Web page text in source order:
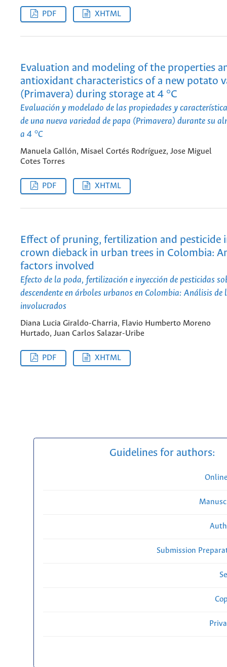
PDF XHTML
Evaluation and modeling of the properties
antioxidant characteristics of a new potato
(Primavera) during storage at 4 °C
Evaluación y modelado de las propiedades y
de una nueva variedad de papa (Primavera) durante su
a 4 °C
Manuela Gallón, Misael Cortés Rodríguez, Jose Miguel
Cotes Torres
PDF XHTML
Effect of pruning, fertilization and pesticide
crown dieback in urban trees in Colombia:
factors involved
Efecto de la poda, fertilización e inyección de pesticidas
descendente en árboles urbanos en Colombia: Análisis de
involucrados
Diana Lucia Giraldo-Charria, Flavio Humberto Moreno
Hurtado, Juan Carlos Salazar-Uribe
PDF XHTML
Guidelines for authors:
Submission